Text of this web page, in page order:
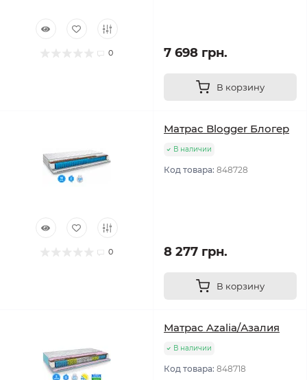
0 7 698 грн.
В корзину
0
Матрас Blogger Блогер
В наличии
Код товара: 848728
8 277 грн.
В корзину
Матрас Azalia/Азалия
В наличии
Код товара: 848718